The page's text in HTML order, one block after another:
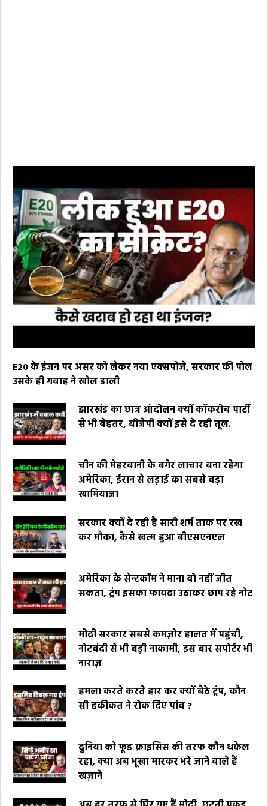
E20 के इंजन पर असर को लेकर नया एक्सपोजे, सरकार की पोल
उसके ही गवाह ने खोल डाली
झारखंड का छात्र आंदोलन क्यों कॉकरोच पार्टी
से भी बेहतर, बीजेपी क्यों इसे दे रही तूल.
चीन की मेहरबानी के बगैर लाचार बना रहेगा
अमेरिका, ईरान से लड़ाई का सबसे बड़ा
खामियाजा
सरकार क्यों दे रही है सारी शर्म ताक पर रख
कर मौका, कैसे खत्म हुआ बीएसएनएल
अमेरिका के सेन्टकॉम ने माना वो नहीं जीत
सकता, ट्रंप इसका फायदा उठाकर छाप रहे नोट
मोदी सरकार सबसे कमज़ोर हालत में पहुंची,
नोटबंदी से भी बड़ी नाकामी, इस बार सपोर्टर भी
नाराज़
हमला करते करते हार कर क्यों बैठे ट्रंप, कौन
सी हकीकत ने रोक दिए पांव ?
दुनिया को फूड क्राइसिस की तरफ कौन धकेल
रहा, क्या अब भूखा मारकर भरे जाने वाले हैं
खज़ाने